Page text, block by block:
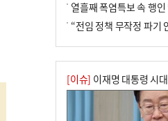
[이슈] 이재명 대통령 시대